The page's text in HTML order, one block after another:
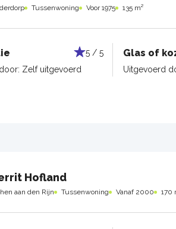
Tussenwoning Voor 1975 135 m²
5 / 5
Zelf uitgevoerd
Glas of
Uitgevoerd
Hofland
aan den Rijn Tussenwoning Vanaf 2000 170